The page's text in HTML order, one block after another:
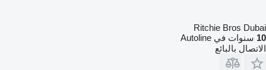
Ritchie Bros Dubai
10 سنوات في Autoline
الاتصال بالبائع